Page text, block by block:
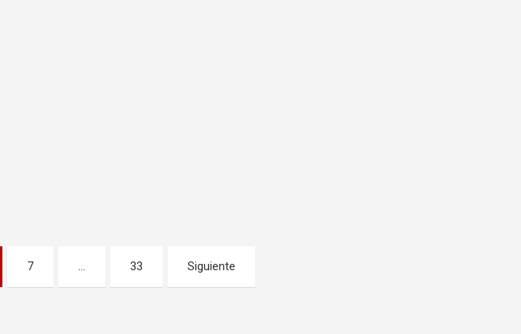
7 … 33 Siguiente